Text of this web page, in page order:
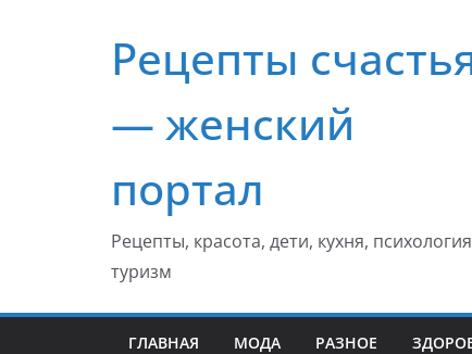
содержимомуРецепты
— женский
портал
Рецепты, красота, дети, кухня,
туризм
ГЛАВНАЯ МОДА РАЗНОЕ